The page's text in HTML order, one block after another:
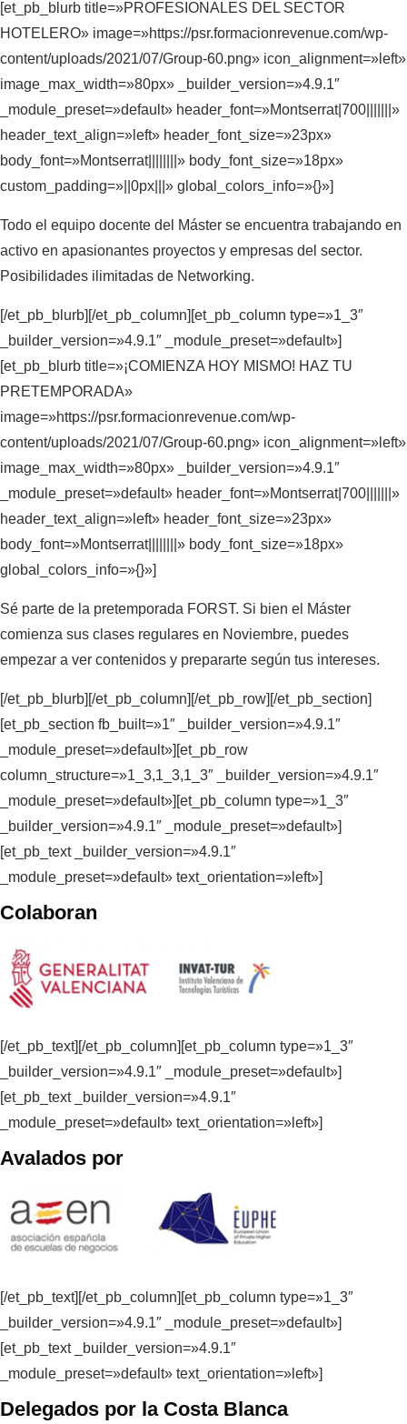
[et_pb_blurb title=»PROFESIONALES DEL SECTOR
HOTELERO» image=»https://psr.formacionrevenue.com/wp-
content/uploads/2021/07/Group-60.png» icon_alignment=»left»
image_max_width=»80px» _builder_version=»4.9.1″
_module_preset=»default» header_font=»Montserrat|700|||||||»
header_text_align=»left» header_font_size=»23px»
body_font=»Montserrat||||||||» body_font_size=»18px»
custom_padding=»||0px|||» global_colors_info=»{}»]
Todo el equipo docente del Máster se encuentra trabajando en
activo en apasionantes proyectos y empresas del sector.
Posibilidades ilimitadas de Networking.
[/et_pb_blurb][/et_pb_column][et_pb_column type=»1_3″
_builder_version=»4.9.1″ _module_preset=»default»]
[et_pb_blurb title=»¡COMIENZA HOY MISMO! HAZ TU
PRETEMPORADA»
image=»https://psr.formacionrevenue.com/wp-
content/uploads/2021/07/Group-60.png» icon_alignment=»left»
image_max_width=»80px» _builder_version=»4.9.1″
_module_preset=»default» header_font=»Montserrat|700|||||||»
header_text_align=»left» header_font_size=»23px»
body_font=»Montserrat||||||||» body_font_size=»18px»
global_colors_info=»{}»]
Sé parte de la pretemporada FORST. Si bien el Máster
comienza sus clases regulares en Noviembre, puedes
empezar a ver contenidos y prepararte según tus intereses.
[/et_pb_blurb][/et_pb_column][/et_pb_row][/et_pb_section]
[et_pb_section fb_built=»1″ _builder_version=»4.9.1″
_module_preset=»default»][et_pb_row
column_structure=»1_3,1_3,1_3″ _builder_version=»4.9.1″
_module_preset=»default»][et_pb_column type=»1_3″
_builder_version=»4.9.1″ _module_preset=»default»]
[et_pb_text _builder_version=»4.9.1″
_module_preset=»default» text_orientation=»left»]
Colaboran
[/et_pb_text][/et_pb_column][et_pb_column type=»1_3″
_builder_version=»4.9.1″ _module_preset=»default»]
[et_pb_text _builder_version=»4.9.1″
_module_preset=»default» text_orientation=»left»]
Avalados por
[/et_pb_text][/et_pb_column][et_pb_column type=»1_3″
_builder_version=»4.9.1″ _module_preset=»default»]
[et_pb_text _builder_version=»4.9.1″
_module_preset=»default» text_orientation=»left»]
Delegados por la Costa Blanca